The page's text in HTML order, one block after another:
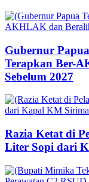
Gubernur
Terapkan Ber-
Sebelum 2027
Razia Ketat di
Liter Sopi dari